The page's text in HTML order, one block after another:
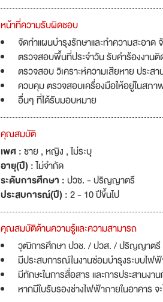
หน้าที่ความรับผิดชอบ
จัดทำแผนบำรุงรักษาและทำความสะอา
ตรวจสอบพื้นที่ประจำวัน รับคำร้องงานติ
ตรวจสอบ วิเคราะห์ความเสียหาย ประ
ควบคุม ตรวจสอบเครื่องมือให้อยู่ในสภา
อื่นๆ ที่ได้รับมอบหมาย
คุณสมบัติ
เพศ :ชาย , หญิง , ไม่ระบุ
อายุ(ปี) :ไม่จำกัด
ระดับการศึกษา :ปวช. - ปริญญาตรี
ประสบการณ์(ปี) :2 - 10 ปีขึ้นไป
คุณสมบัติด้านความรู้และความสามารถ
วุฒิการศึกษา ปวช. / ปวส. / ปริญญาตรี
มีประสบการณ์ในงานซ่อมบำรุงระบบไฟ
มีทักษะในการสื่อสาร และการประสานงา
หากมีใบรับรองช่างไฟฟ้าภายในอาคาร